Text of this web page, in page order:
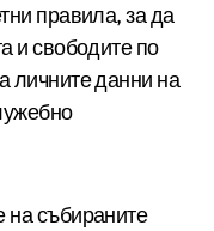
правила, за да
и свободите по
личните данни на
на събираните